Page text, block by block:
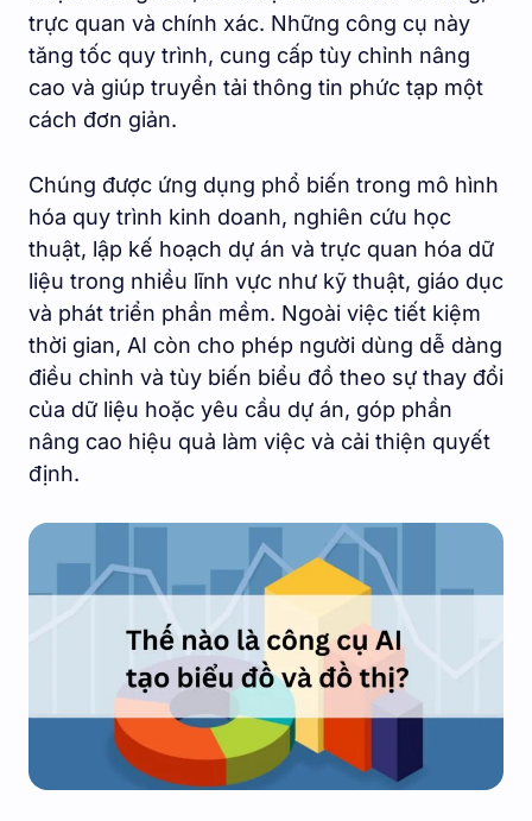
trực quan và chính xác. Những công cụ này
tăng tốc quy trình, cung cấp tùy chỉnh nâng
cao và giúp truyền tải thông tin phức tạp một
cách đơn giản.
Chúng được ứng dụng phổ biến trong mô hình
hóa quy trình kinh doanh, nghiên cứu học
thuật, lập kế hoạch dự án và trực quan hóa dữ
liệu trong nhiều lĩnh vực như kỹ thuật, giáo dục
và phát triển phần mềm. Ngoài việc tiết kiệm
thời gian, AI còn cho phép người dùng dễ dàng
điều chỉnh và tùy biến biểu đồ theo sự thay đổi
của dữ liệu hoặc yêu cầu dự án, góp phần
nâng cao hiệu quả làm việc và cải thiện quyết
định.